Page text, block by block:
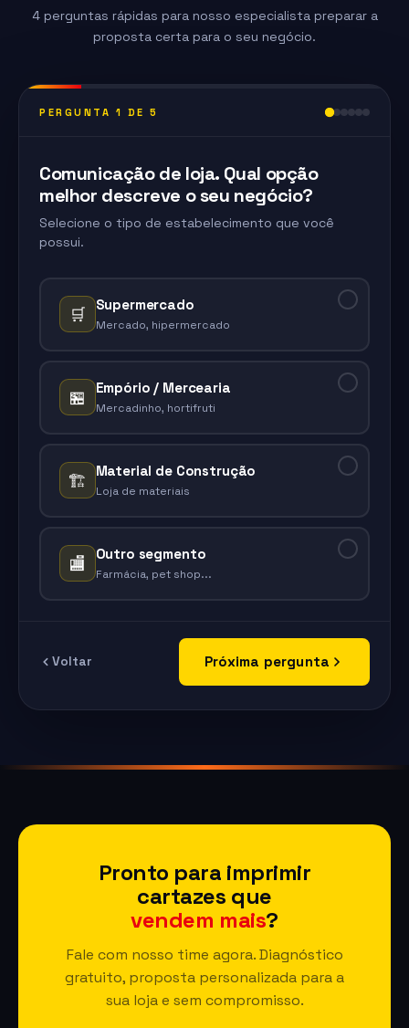
4 perguntas rápidas para nosso especialista preparar a
proposta certa para o seu negócio.
PERGUNTA 1 DE 5
Comunicação de loja. Qual opção
melhor descreve o seu negócio?
Selecione o tipo de estabelecimento que você
possui.
🛒 Supermercado
Mercado, hipermercado
🏪 Empório / Mercearia
Mercadinho, hortifruti
🏗️ Material de Construção
Loja de materiais
🏬 Outro segmento
Farmácia, pet shop...
Voltar Próxima pergunta
Pronto para imprimir
cartazes que
vendem mais?
Fale com nosso time agora. Diagnóstico
gratuito, proposta personalizada para a
sua loja e sem compromisso.